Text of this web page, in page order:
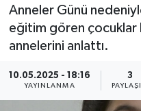
Anneler Günü
eğitim gören çocuklar
annelerini anlattı.
10.05.2025 - 18:16
YAYINLANMA
3
Medya